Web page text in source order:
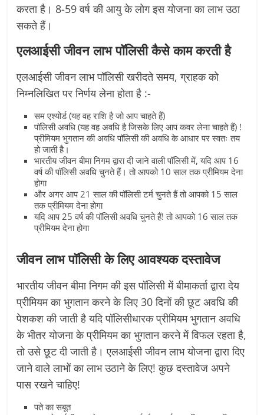
करता है। 8-59 वर्ष की आयु के लोग इस योजना का लाभ उठा
सकते हैं।
एलआईसी जीवन लाभ पॉलिसी कैसे काम करती है
एलआईसी जीवन लाभ पॉलिसी खरीदते समय, ग्राहक को
निम्नलिखित पर निर्णय लेना होता है :-
सम एश्योर्ड (यह वह राशि है जो आप चाहते हैं)
पॉलिसी अवधि (यह वह अवधि है जिसके लिए आप कवर लेना चाहते हैं) !
प्रीमियम भुगतान की अवधि पॉलिसी की अवधि के आधार पर स्वतः तय
हो जाती है।
भारतीय जीवन बीमा निगम द्वारा दी जाने वाली पॉलिसी में, यदि आप 16
वर्ष की पॉलिसी अवधि चुनते हैं। तो आपको 10 साल तक प्रीमियम देना
होगा
और अगर आप 21 साल की पॉलिसी टर्म चुनते हैं तो आपको 15 साल
तक प्रीमियम देना होगा
यदि आप 25 वर्ष की पॉलिसी अवधि चुनते हैं! तो आपको 16 साल तक
प्रीमियम देना होगा
जीवन लाभ पॉलिसी के लिए आवश्यक दस्तावेज
भारतीय जीवन बीमा निगम की इस पॉलिसी में बीमाकर्ता द्वारा देय
प्रीमियम का भुगतान करने के लिए 30 दिनों की छूट अवधि की
पेशकश की जाती है यदि पॉलिसीधारक प्रीमियम भुगतान अवधि
के भीतर योजना के प्रीमियम का भुगतान करने में विफल रहता है,
तो उसे छूट दी जाती है। एलआईसी जीवन लाभ योजना द्वारा दिए
जाने वाले लाभों का लाभ उठाने के लिए! कुछ दस्तावेज अपने
पास रखने चाहिए!
पते का सबूत